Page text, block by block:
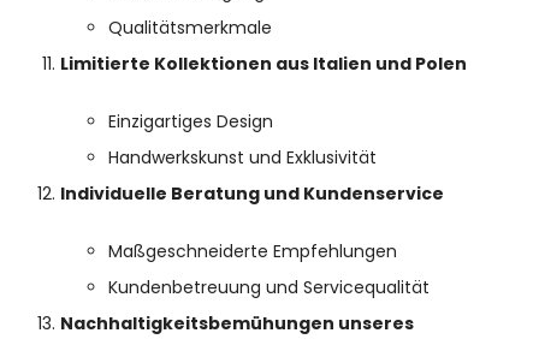
Qualitätsmerkmale
Limitierte Kollektionen aus Italien und Polen
Einzigartiges Design
Handwerkskunst und Exklusivität
Individuelle Beratung und Kundenservice
Maßgeschneiderte Empfehlungen
Kundenbetreuung und Servicequalität
Nachhaltigkeitsbemühungen unseres